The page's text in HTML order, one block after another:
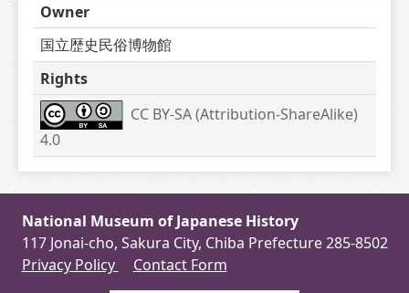
Owner
国立歴史民俗博物館
Rights
CC BY-SA (Attribution-ShareAlike)
4.0
National Museum of Japanese History
117 Jonai-cho, Sakura City, Chiba Prefecture 285-8502
Privacy Policy
Contact Form